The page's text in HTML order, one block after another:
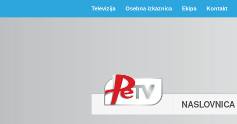
Televizija Osebna izkaznica Ekipa Kontakt
NASLOVNICA